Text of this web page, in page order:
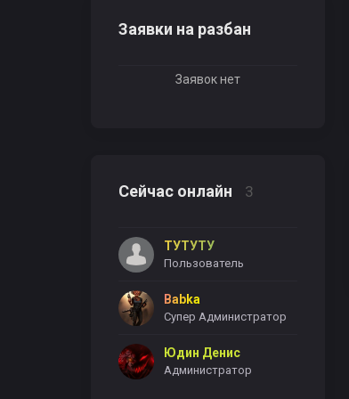
Заявки на разбан
Заявок нет
Сейчас онлайн 3
ТУТУТУ
Пользователь
Babka
Супер Администратор
Юдин Денис
Администратор